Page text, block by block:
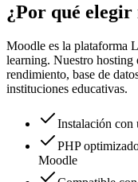
¿Por qué
Moodle es la plataforma
learning. Nuestro hosting
rendimiento, base de
instituciones educativas.
Instalación con
PHP
Moodle